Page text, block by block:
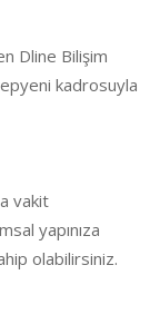
Dline Bilişim
kadrosuyla
vakit
yapınıza
olabilirsiniz.